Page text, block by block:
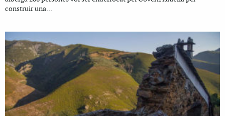
construir una...